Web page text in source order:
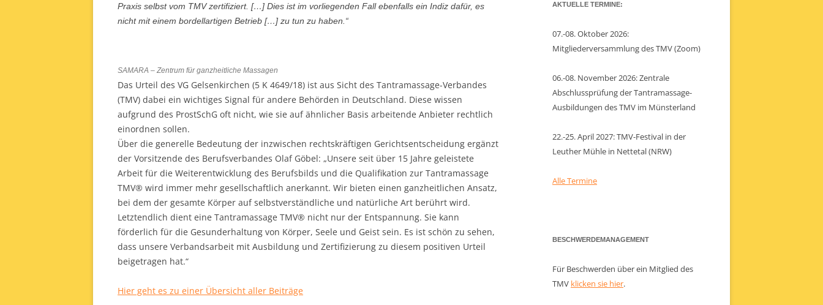
Praxis selbst vom TMV zertifiziert. […] Dies ist im vorliegenden Fall ebenfalls ein Indiz dafür, es
nicht mit einem bordellartigen Betrieb […] zu tun zu haben.“
SAMARA – Zentrum für ganzheitliche Massagen
Das Urteil des VG Gelsenkirchen (5 K 4649/18) ist aus Sicht des Tantramassage-Verbandes
(TMV) dabei ein wichtiges Signal für andere Behörden in Deutschland. Diese wissen
aufgrund des ProstSchG oft nicht, wie sie auf ähnlicher Basis arbeitende Anbieter rechtlich
einordnen sollen.
Über die generelle Bedeutung der inzwischen rechtskräftigen Gerichtsentscheidung ergänzt
der Vorsitzende des Berufsverbandes Olaf Göbel: „Unsere seit über 15 Jahre geleistete
Arbeit für die Weiterentwicklung des Berufsbilds und die Qualifikation zur Tantramassage
TMV® wird immer mehr gesellschaftlich anerkannt. Wir bieten einen ganzheitlichen Ansatz,
bei dem der gesamte Körper auf selbstverständliche und natürliche Art berührt wird.
Letztendlich dient eine Tantramassage TMV® nicht nur der Entspannung. Sie kann
förderlich für die Gesunderhaltung von Körper, Seele und Geist sein. Es ist schön zu sehen,
dass unsere Verbandsarbeit mit Ausbildung und Zertifizierung zu diesem positiven Urteil
beigetragen hat.“
Hier geht es zu einer Übersicht aller Beiträge
AKTUELLE TERMINE:
07.-08. Oktober 2026:
Mitgliederversammlung des TMV (Zoom)
06.-08. November 2026: Zentrale
Abschlussprüfung der Tantramassage-
Ausbildungen des TMV im Münsterland
22.-25. April 2027: TMV-Festival in der
Leuther Mühle in Nettetal (NRW)
Alle Termine
BESCHWERDEMANAGEMENT
Für Beschwerden über ein Mitglied des
TMV klicken sie hier.